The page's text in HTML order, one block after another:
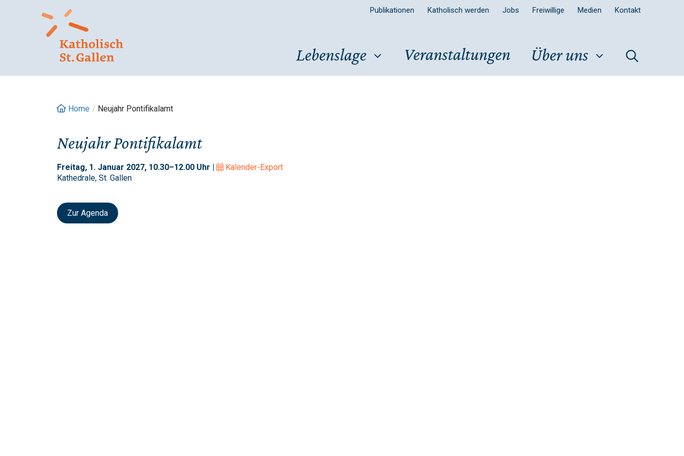
Publikationen Katholisch werden Jobs Freiwillige Medien Kontakt
Lebenslage Veranstaltungen Über uns
Home / Neujahr Pontifikalamt
Neujahr Pontifikalamt
Freitag, 1. Januar 2027, 10.30–12.00 Uhr |
Kalender-Export
Kathedrale, St. Gallen
Zur Agenda